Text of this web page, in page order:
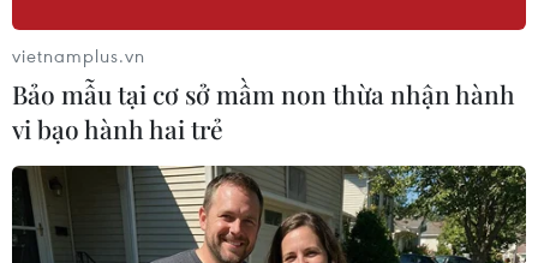
vietnamplus.vn
Bảo mẫu tại cơ sở mầm non thừa nhận hành
vi bạo hành hai trẻ